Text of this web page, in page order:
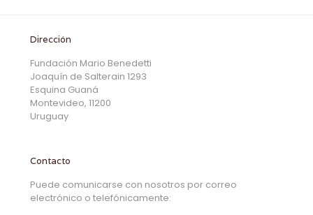
Dirección
Fundación Mario Benedetti
Joaquín de Salterain 1293
Esquina Guaná
Montevideo, 11200
Uruguay
Contacto
Puede comunicarse con nosotros por correo
electrónico o telefónicamente: